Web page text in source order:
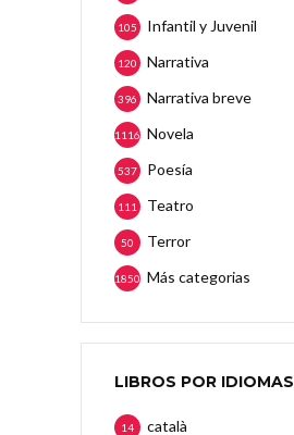
Infantil y Juvenil
105
Narrativa
120
Narrativa breve
396
Novela
1116
Poesía
537
Teatro
111
Terror
50
Más categorias
1850
LIBROS POR IDIOMAS
català
14